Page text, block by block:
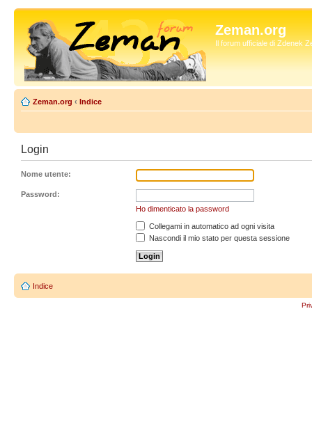
Zeman.org
Il forum ufficiale di Zdenek
Zeman.org ‹ Indice
Login
Nome utente:
Password:
Ho dimenticato la password
Collegami in automatico ad ogni visita
Nascondi il mio stato per questa sessione
Indice